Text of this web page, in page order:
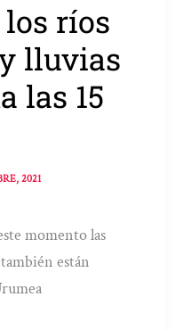
ríos
lluvias
las 15
2021
momento las
están